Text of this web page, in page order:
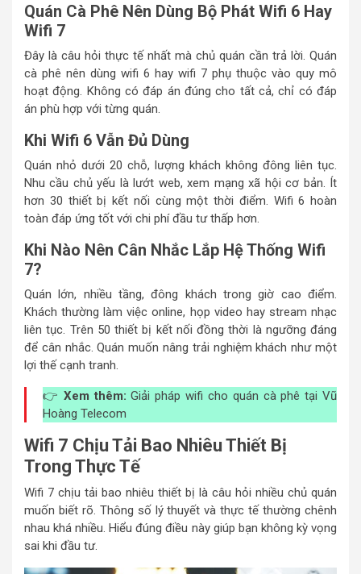
Quán Cà Phê Nên Dùng Bộ Phát Wifi 6 Hay
Wifi 7
Đây là câu hỏi thực tế nhất mà chủ quán cần trả lời. Quán
cà phê nên dùng wifi 6 hay wifi 7 phụ thuộc vào quy mô
hoạt động. Không có đáp án đúng cho tất cả, chỉ có đáp
án phù hợp với từng quán.
Khi Wifi 6 Vẫn Đủ Dùng
Quán nhỏ dưới 20 chỗ, lượng khách không đông liên tục.
Nhu cầu chủ yếu là lướt web, xem mạng xã hội cơ bản. Ít
hơn 30 thiết bị kết nối cùng một thời điểm. Wifi 6 hoàn
toàn đáp ứng tốt với chi phí đầu tư thấp hơn.
Khi Nào Nên Cân Nhắc Lắp Hệ Thống Wifi
7?
Quán lớn, nhiều tầng, đông khách trong giờ cao điểm.
Khách thường làm việc online, họp video hay stream nhạc
liên tục. Trên 50 thiết bị kết nối đồng thời là ngưỡng đáng
để cân nhắc. Quán muốn nâng trải nghiệm khách như một
lợi thế cạnh tranh.
👉 Xem thêm: Giải pháp wifi cho quán cà phê tại Vũ
Hoàng Telecom
Wifi 7 Chịu Tải Bao Nhiêu Thiết Bị
Trong Thực Tế
Wifi 7 chịu tải bao nhiêu thiết bị là câu hỏi nhiều chủ quán
muốn biết rõ. Thông số lý thuyết và thực tế thường chênh
nhau khá nhiều. Hiểu đúng điều này giúp bạn không kỳ vọng
sai khi đầu tư.